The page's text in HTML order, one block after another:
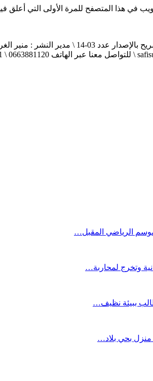
في هذا المتصفح للمرة الأولى التي أعلق
الرياضي المقبل…
وتخرج لمحاربة…
منزل بحي بلاد…